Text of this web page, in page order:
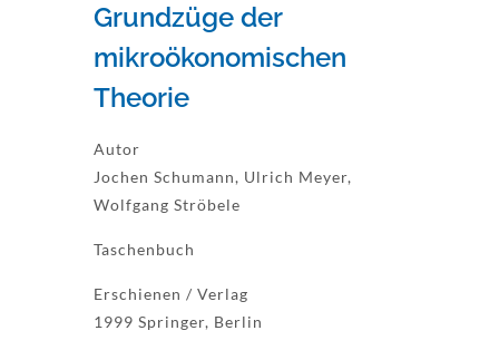
Grundzüge der
mikroökonomischen
Theorie
Autor
Jochen Schumann, Ulrich Meyer,
Wolfgang Ströbele
Taschenbuch
Erschienen / Verlag
1999 Springer, Berlin